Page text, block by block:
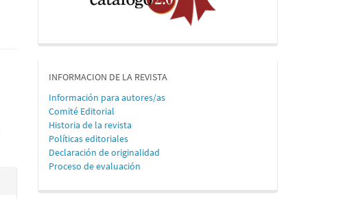
informacion
INFORMACION DE LA REVISTA
Información para autores/as
Comité Editorial
Historia de la revista
Políticas editoriales
Declaración de originalidad
Proceso de evaluación